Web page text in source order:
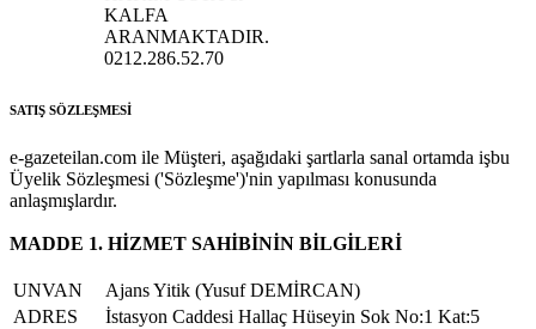
KALFA
ARANMAKTADIR.
0212.286.52.70
SATIŞ SÖZLEŞMESİ
e-gazeteilan.com ile Müşteri, aşağıdaki şartlarla sanal ortamda işbu
Üyelik Sözleşmesi ('Sözleşme')'nin yapılması konusunda
anlaşmışlardır.
MADDE 1. HİZMET SAHİBİNİN BİLGİLERİ
UNVAN
Ajans Yitik (Yusuf DEMİRCAN)
ADRES
İstasyon Caddesi Hallaç Hüseyin Sok No:1 Kat:5